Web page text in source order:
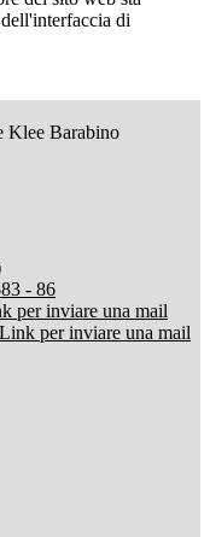
di
Klee Barabino
- 86
per inviare una mail
Link per inviare una mail